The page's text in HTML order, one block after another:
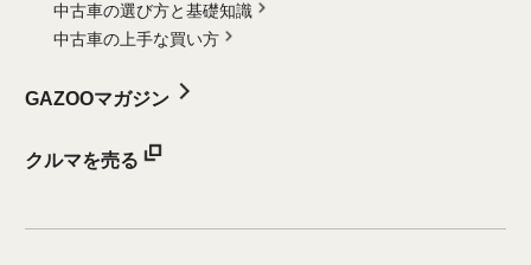
中古車の選び方と基礎知識
中古車の上手な買い方
GAZOOマガジン
クルマを売る